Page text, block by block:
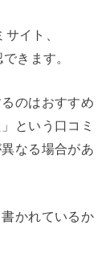
イト、
きます。
のはおすすめ
という口コミ
なる場合があ
かれているか